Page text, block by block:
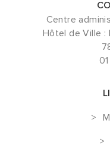
Centre
Hôtel de Ville :